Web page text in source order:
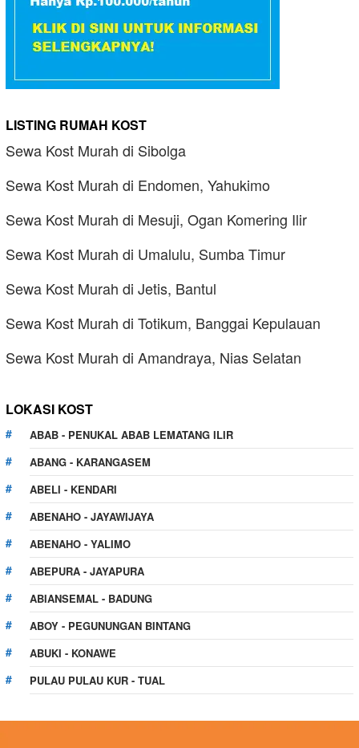
LISTING RUMAH KOST
Sewa Kost Murah di Sibolga
Sewa Kost Murah di Endomen, Yahukimo
Sewa Kost Murah di Mesuji, Ogan Komering Ilir
Sewa Kost Murah di Umalulu, Sumba Timur
Sewa Kost Murah di Jetis, Bantul
Sewa Kost Murah di Totikum, Banggai Kepulauan
Sewa Kost Murah di Amandraya, Nias Selatan
LOKASI KOST
ABAB - PENUKAL ABAB LEMATANG ILIR
ABANG - KARANGASEM
ABELI - KENDARI
ABENAHO - JAYAWIJAYA
ABENAHO - YALIMO
ABEPURA - JAYAPURA
ABIANSEMAL - BADUNG
ABOY - PEGUNUNGAN BINTANG
ABUKI - KONAWE
PULAU PULAU KUR - TUAL